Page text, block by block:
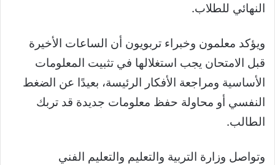
النهائي للطلاب.
ويؤكد معلمون وخبراء تربويون أن الساعات الأخيرة
قبل الامتحان يجب استغلالها في تثبيت المعلومات
الأساسية ومراجعة الأفكار الرئيسة، بعيدًا عن الضغط
النفسي أو محاولة حفظ معلومات جديدة قد تربك
الطالب.
وتواصل وزارة التربية والتعليم والتعليم الفني